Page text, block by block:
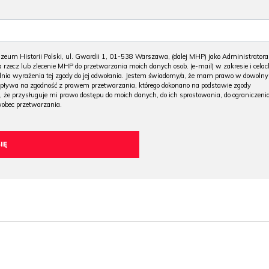
Historii Polski, ul. Gwardii 1, 01-538 Warszawa, (dalej MHP) jako Administratora
lub zlecenie MHP do przetwarzania moich danych osob. (e-mail) w zakresie i
wyrażenia tej zgody do jej odwołania. Jestem świadomy/a, że mam prawo w
na zgodność z prawem przetwarzania, którego dokonano na podstawie zgody
przysługuje mi prawo dostępu do moich danych, do ich sprostowania, do ograniczenia
przetwarzania.